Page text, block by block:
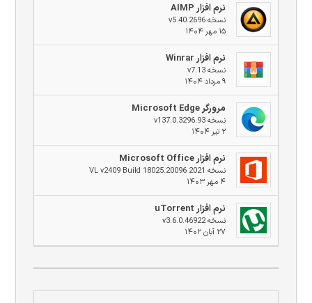
نرم افزار AIMP
نسخه v5.40.2696
۱۵ مهر ۱۴۰۴
نرم افزار Winrar
نسخه v7.13
۹ مرداد ۱۴۰۴
مرورگر Microsoft Edge
نسخه v137.0.3296.93
۲ تیر ۱۴۰۴
نرم افزار Microsoft Office
نسخه 2021 VL v2409 Build 18025.20096
۴ مهر ۱۴۰۳
نرم افزار uTorrent
نسخه v3.6.0.46922
۲۷ آبان ۱۴۰۲